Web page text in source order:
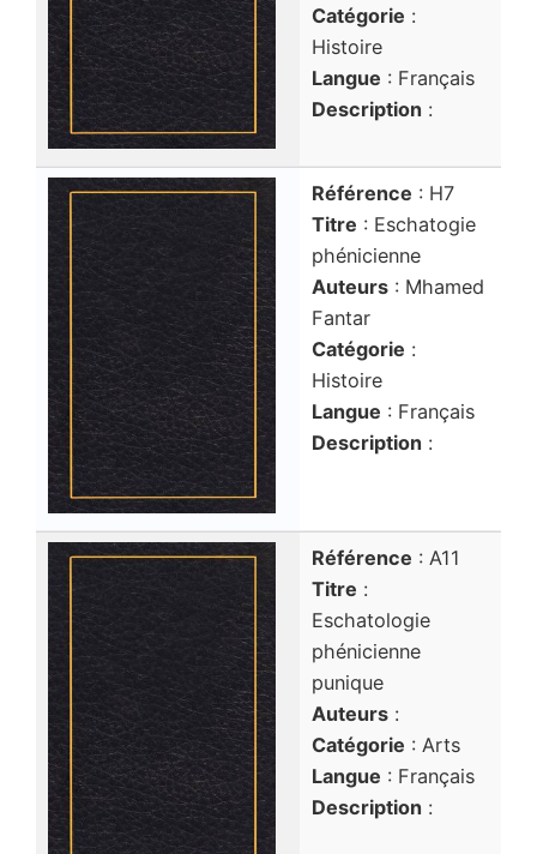
Catégorie :
Histoire
Langue : Français
Description :
Référence : H7
Titre : Eschatogie
phénicienne
Auteurs : Mhamed
Fantar
Catégorie :
Histoire
Langue : Français
Description :
Référence : A11
Titre :
Eschatologie
phénicienne
punique
Auteurs :
Catégorie : Arts
Langue : Français
Description :